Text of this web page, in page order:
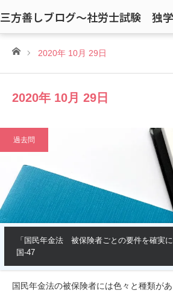
三方善しブログ〜社労士試験 独
ホーム2020年 10月 29日
2020年 10月 29日
過去問
「国民年金法 被保険者ごとの要件を確実
国-47
国民年金法の被保険者には色々と種類が